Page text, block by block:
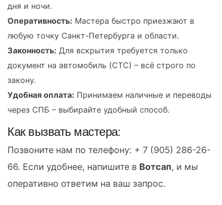
дня и ночи.
Оперативность: Мастера быстро приезжают в
любую точку Санкт-Петербурга и области.
Законность: Для вскрытия требуется только
документ на автомобиль (СТС) – всё строго по
закону.
Удобная оплата: Принимаем наличные и переводы
через СПБ – выбирайте удобный способ.
Как вызвать мастера:
Позвоните нам по телефону: + 7 (905) 286-26-
66. Если удобнее, напишите в Вотсап, и мы
оперативно ответим на ваш запрос.